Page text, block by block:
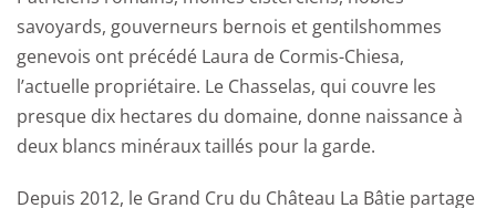
savoyards, gouverneurs bernois et gentilshommes
genevois ont précédé Laura de Cormis-Chiesa,
l’actuelle propriétaire. Le Chasselas, qui couvre les
presque dix hectares du domaine, donne naissance à
deux blancs minéraux taillés pour la garde.
Depuis 2012, le Grand Cru du Château La Bâtie partage